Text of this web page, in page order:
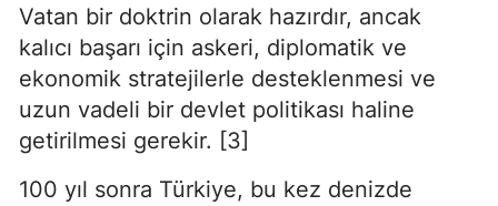
Vatan bir doktrin olarak hazırdır, ancak
kalıcı başarı için askeri, diplomatik ve
ekonomik stratejilerle desteklenmesi ve
uzun vadeli bir devlet politikası haline
getirilmesi gerekir. [3]
100 yıl sonra Türkiye, bu kez denizde